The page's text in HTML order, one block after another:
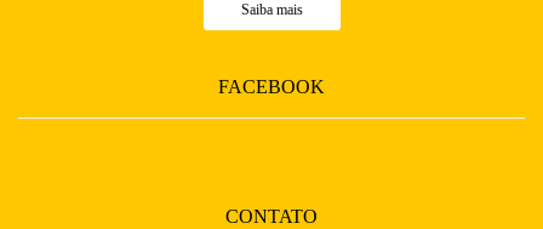
Saiba mais
FACEBOOK
CONTATO